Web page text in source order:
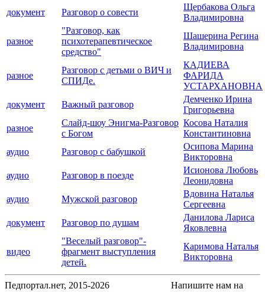
документ
Разговор о совести
Щербакова Ольга
Владимировна
разное
"Разговор, как
психотерапевтическое
средство"
Шашерина Регина
Владимировна
разное
Разговор с детьми о ВИЧ и
СПИДе.
КАДИЕВА
ФАРИДА
УСТАРХАНОВНА
документ
Важный разговор
Демченко Ирина
Григорьевна
разное
Слайд-шоу Энигма-Разговор
с Богом
Косова Наталия
Константиновна
аудио
Разговор с бабушкой
Осипова Марина
Викторовна
аудио
Разговор в поезде
Исионова Любовь
Леонидовна
аудио
Мужской разговор
Вдовина Наталья
Сергеевна
документ
Разговор по душам
Данилова Лариса
Яковлевна
видео
"Веселый разговор"-
фрагмент выступления
детей.
Каримова Наталья
Викторовна
Педпортал.нет, 2015-2026
Напишите нам на